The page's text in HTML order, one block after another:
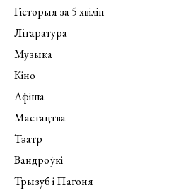
Гісторыя за 5 хвілін
Літаратура
Музыка
Кіно
Афіша
Мастацтва
Тэатр
Вандроўкі
Трызуб і Пагоня